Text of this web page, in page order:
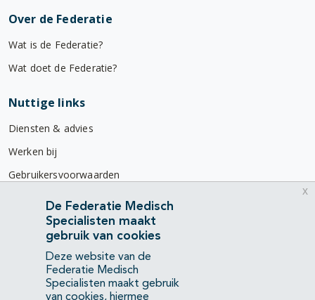
Over de Federatie
Wat is de Federatie?
Wat doet de Federatie?
Nuttige links
Diensten & advies
Werken bij
Gebruikersvoorwaarden
Privacyverklaring
Contact
Mercatorlaan 1200
3528 BL Utrecht
De Federatie Medisch
Specialisten maakt
gebruik van cookies
Deze website van de
Federatie Medisch
Specialisten maakt gebruik
van cookies, hiermee
x